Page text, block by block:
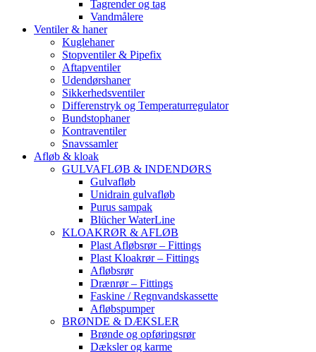
Tagrender og tag
Vandmålere
Ventiler & haner
Kuglehaner
Stopventiler & Pipefix
Aftapventiler
Udendørshaner
Sikkerhedsventiler
Differenstryk og Temperaturregulator
Bundstophaner
Kontraventiler
Snavssamler
Afløb & kloak
GULVAFLØB & INDENDØRS
Gulvafløb
Unidrain gulvafløb
Purus sampak
Blücher WaterLine
KLOAKRØR & AFLØB
Plast Afløbsrør – Fittings
Plast Kloakrør – Fittings
Afløbsrør
Drænrør – Fittings
Faskine / Regnvandskassette
Afløbspumper
BRØNDE & DÆKSLER
Brønde og opføringsrør
Dæksler og karme